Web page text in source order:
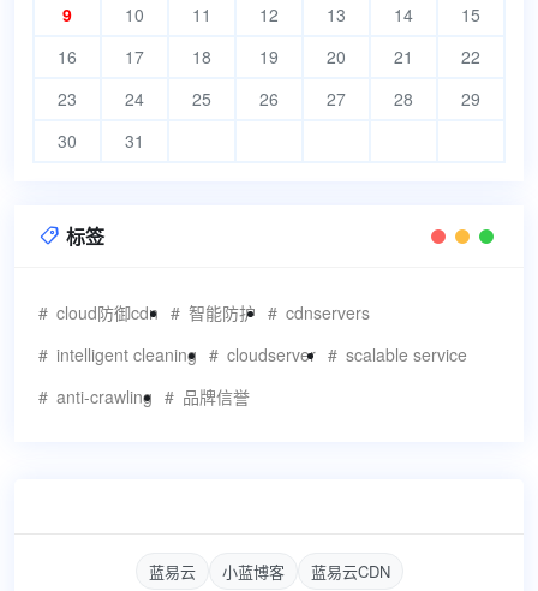
9
10 11 12 13 14
15
16
17 18 19 20 21
22
23
24 25 26 27 28
29
30
31
 标签
cloud防御cdn 智能防护
cdnservers
intelligent cleaning
cloudserver
scalable service
anti-crawling
品牌信誉
蓝易云 小蓝博客 蓝易云CDN